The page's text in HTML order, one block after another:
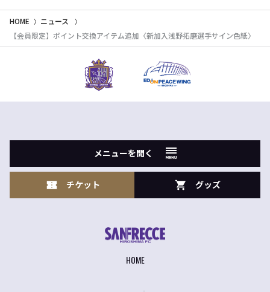
HOME
ニュース
【会員限定】ポイント交換アイテム追加〈新加入浅野拓磨選手サイン色紙〉
メニューを開く
チケット グッズ
HOME